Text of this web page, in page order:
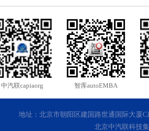
中汽联capiaorg 智库autoEMBA
地址：北京市朝阳区建国路世通国际大厦C
北京中汽联科技